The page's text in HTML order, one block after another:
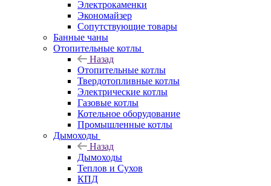
Электрокаменки
Экономайзер
Сопутствующие товары
Банные чаны
Отопительные котлы
Назад
Отопительные котлы
Твердотопливные котлы
Электрические котлы
Газовые котлы
Котельное оборудование
Промышленные котлы
Дымоходы
Назад
Дымоходы
Теплов и Сухов
КПД